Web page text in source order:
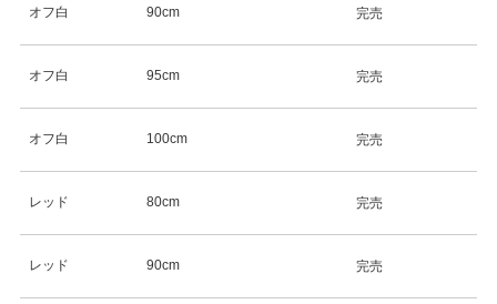
オフ白 90cm 完売
オフ白 95cm 完売
オフ白 100cm 完売
レッド 80cm 完売
レッド 90cm 完売